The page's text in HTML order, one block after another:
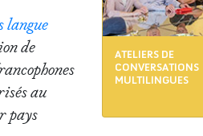
langue
de
au
pays
ATELIERS DE
CONVERSATIONS
MULTILINGUES